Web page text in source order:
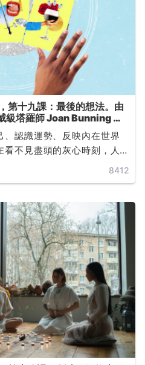
第十九課：最後的想法。由
級塔羅師 Joan Bunning 所
認識運勢、反映內在世界
不見盡頭的灰心時刻，人
間點」，如「什麼時候會
... ...
8412